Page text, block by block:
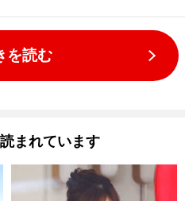
を読む
まれています